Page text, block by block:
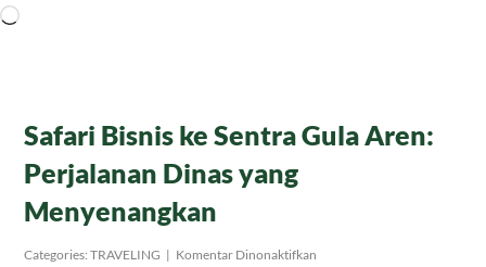
Tentang Kami
Produk
Memuat...
Safari Bisnis ke Sentra Gula Aren:
Perjalanan Dinas yang
Menyenangkan
Categories:TRAVELING | Komentar Dinonaktifkan